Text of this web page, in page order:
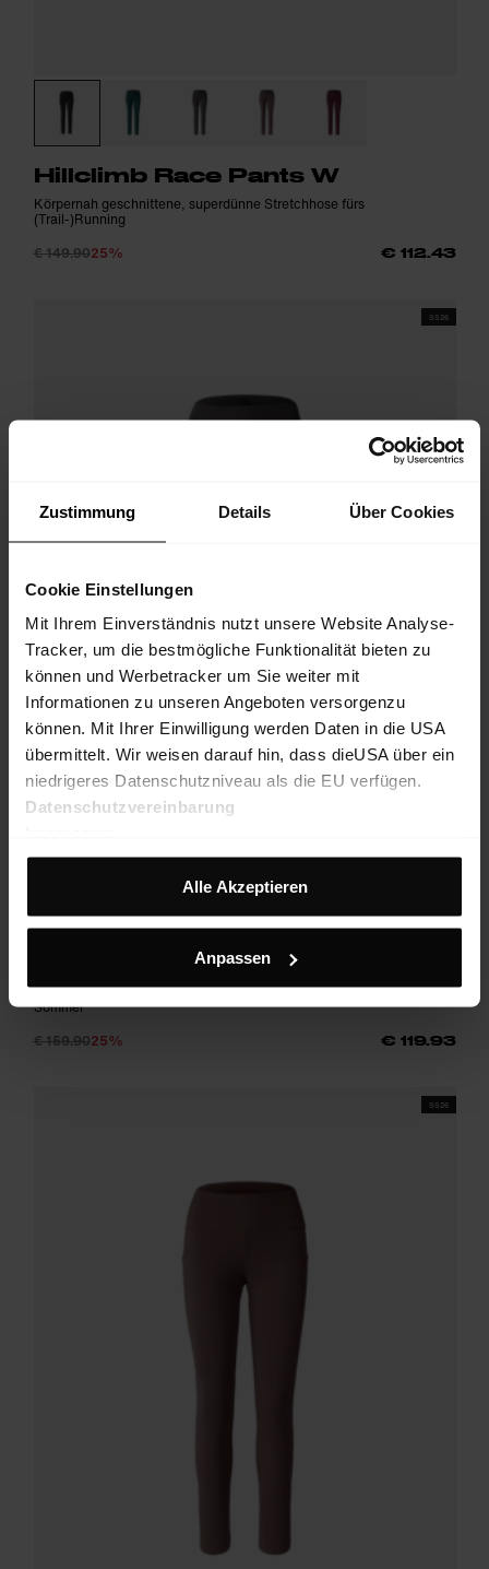
Zustimmung Details Über Cookies
Cookie Einstellungen
Mit Ihrem Einverständnis nutzt unsere Website Analyse-
Tracker, um die bestmögliche Funktionalität bieten zu
können und Werbetracker um Sie weiter mit
Informationen zu unseren Angeboten versorgenzu
können. Mit Ihrer Einwilligung werden Daten in die USA
übermittelt. Wir weisen darauf hin, dass dieUSA über ein
niedrigeres Datenschutzniveau als die EU verfügen.
Datenschutzvereinbarung
Alle Akzeptieren
Anpassen
Hillclimb Race Pants W
Körpernah geschnittene, superdünne Stretchhose fürs
(Trail-)Running
€ 149.9025% € 112.43
SS26
Highventure Tights W
Komfortable Damen-Leggings für Outdoor-Sport und Yoga im
Sommer
€ 159.9025% € 119.93
SS26